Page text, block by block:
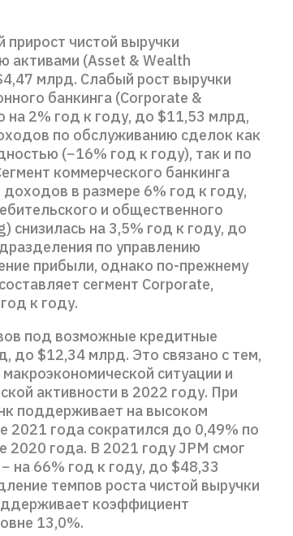
прирост чистой выручки
активами (Asset & Wealth
млрд. Слабый рост выручки
банкинга (Corporate &
на 2% год к году, до $11,53 млрд,
по обслуживанию сделок как
(−16% год к году), так и по
коммерческого банкинга
в размере 6% год к году,
и общественного
снизилась на 3,5% год к году, до
по управлению
прибыли, однако по-прежнему
сегмент Corporate,
к году.
под возможные кредитные
до $12,34 млрд. Это связано с тем,
ситуации и
активности в 2022 году. При
поддерживает на высоком
2021 года сократился до 0,49% по
2020 года. В 2021 году JPM смог
на 66% год к году, до $48,33
темпов роста чистой выручки
коэффициент
13,0%.